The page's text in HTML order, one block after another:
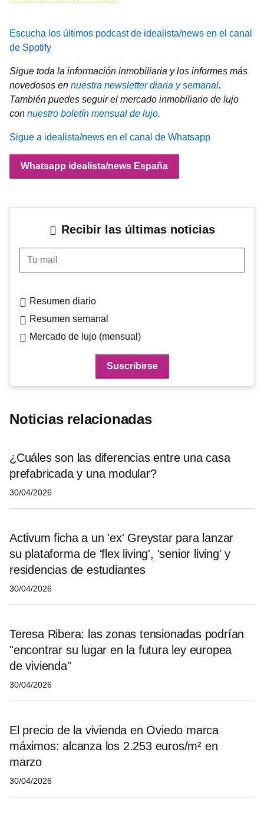
Escucha los últimos podcast de idealista/news en el canal
de Spotify
Sigue toda la información inmobiliaria y los informes más
novedosos en nuestra newsletter diaria y semanal.
También puedes seguir el mercado inmobiliario de lujo
con nuestro boletín mensual de lujo.
Sigue a idealista/news en el canal de Whatsapp
Whatsapp idealista/news España
Recibir las últimas noticias
Tu mail
Resumen diario
Resumen semanal
Mercado de lujo (mensual)
Noticias relacionadas
¿Cuáles son las diferencias entre una casa
prefabricada y una modular?
30/04/2026
Activum ficha a un 'ex' Greystar para lanzar
su plataforma de 'flex living', 'senior living' y
residencias de estudiantes
30/04/2026
Teresa Ribera: las zonas tensionadas podrían
"encontrar su lugar en la futura ley europea
de vivienda"
30/04/2026
El precio de la vivienda en Oviedo marca
máximos: alcanza los 2.253 euros/m² en
marzo
30/04/2026